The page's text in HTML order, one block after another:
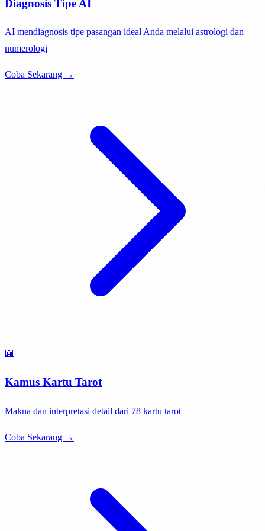
Diagnosis Tipe AI
AI mendiagnosis tipe pasangan ideal Anda melalui astrologi dan
numerologi
Coba Sekarang →
📖
Kamus Kartu Tarot
Makna dan interpretasi detail dari 78 kartu tarot
Coba Sekarang →